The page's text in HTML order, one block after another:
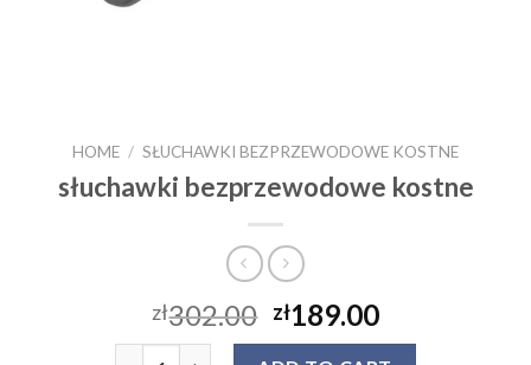
HOME / SŁUCHAWKI BEZPRZEWODOWE KOSTNE
słuchawki bezprzewodowe kostne
zł302.00 zł189.00
słuchawki bezprzewodowe kostne quantity